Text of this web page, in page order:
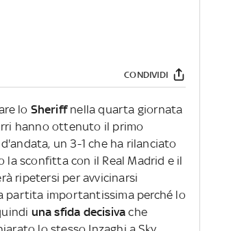
CONDIVIDI
lo Sheriff nella quarta giornata
hanno ottenuto il primo
un 3-1 che ha rilanciato
la sconfitta con il Real Madrid e il
ripetersi per avvicinarsi
partita importantissima perché lo
una sfida decisivache